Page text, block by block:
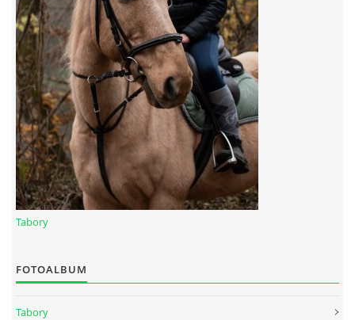
DNE 17.11.2023 KROUŽEK JEZDECTVÍ NENÍ
DĚKUJEME MĚSTU RYCHVALD ZA DOTACI V ROCE 2023
NABÍZÍME BRIGÁDU U NÁS VE STÁJI. PRO BLIŽŠÍ INFO
VOLEJTE 604265192
DĚKUJEME ZA PODPORU ČESKÉ UNIÍ SPORTU
JARNÍ BRIGÁDA SE ODKLÁDÁ.
Tabory
FOTOALBUM
Tabory